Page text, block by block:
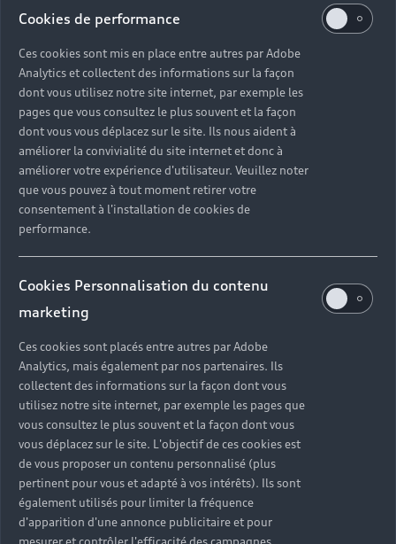
›
›
›
Location Longue Durée
›
›
›
Accès rapides
Tous les modèles
Recherche de véhicules neufs
Véhicules d'occasion disponibles
Modèles
Électrique
Achat et location
Votre Audi
Cookies de performance
Ces cookies sont mis en place entre autres par Adobe
Analytics et collectent des informations sur la façon
dont vous utilisez notre site internet, par exemple les
pages que vous consultez le plus souvent et la façon
dont vous vous déplacez sur le site. Ils nous aident à
améliorer la convivialité du site internet et donc à
améliorer votre expérience d'utilisateur. Veuillez noter
que vous pouvez à tout moment retirer votre
consentement à l'installation de cookies de
performance.
Cookies Personnalisation du contenu
marketing
Ces cookies sont placés entre autres par Adobe
Analytics, mais également par nos partenaires. Ils
collectent des informations sur la façon dont vous
utilisez notre site internet, par exemple les pages que
vous consultez le plus souvent et la façon dont vous
vous déplacez sur le site. L'objectif de ces cookies est
de vous proposer un contenu personnalisé (plus
pertinent pour vous et adapté à vos intérêts). Ils sont
également utilisés pour limiter la fréquence
d'apparition d'une annonce publicitaire et pour